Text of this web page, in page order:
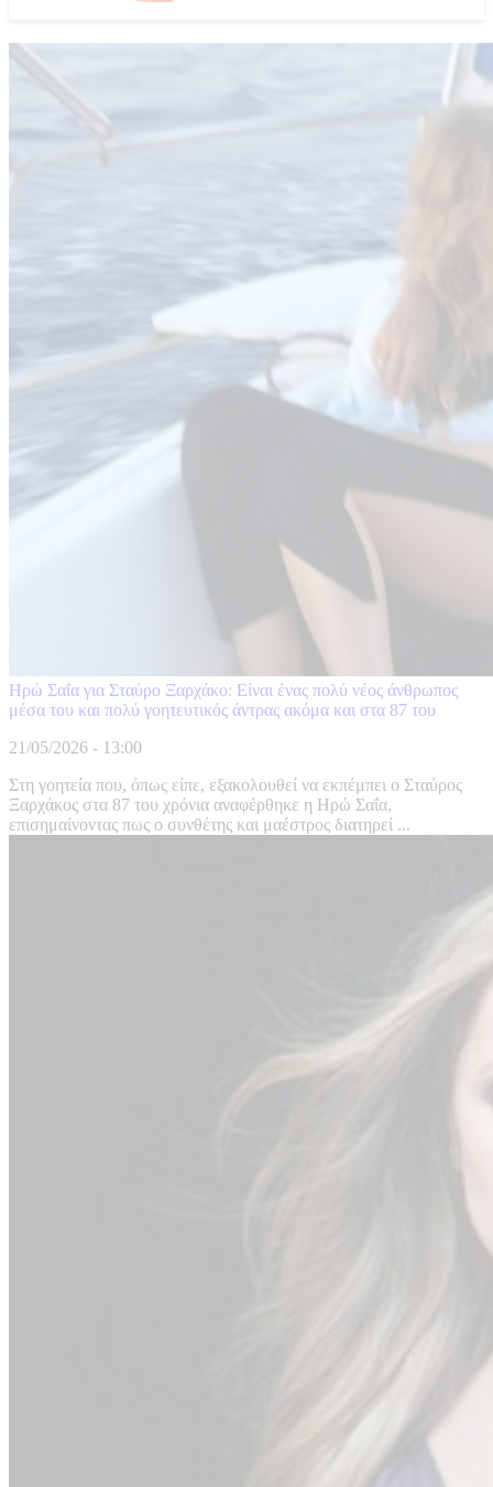
Ηρώ Σαΐα για Σταύρο Ξαρχάκο: Είναι ένας πολύ νέος άνθρωπος
μέσα του και πολύ γοητευτικός άντρας ακόμα και στα 87 του
21/05/2026 - 13:00
Στη γοητεία που, όπως είπε, εξακολουθεί να εκπέμπει ο Σταύρος
Ξαρχάκος στα 87 του χρόνια αναφέρθηκε η Ηρώ Σαΐα,
επισημαίνοντας πως ο συνθέτης και μαέστρος διατηρεί ...